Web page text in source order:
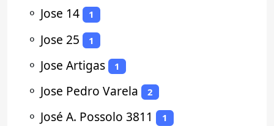
⚬ Jose 14 1
⚬ Jose 25 1
⚬ Jose Artigas 1
⚬ Jose Pedro Varela 2
⚬ José A. Possolo 3811 1